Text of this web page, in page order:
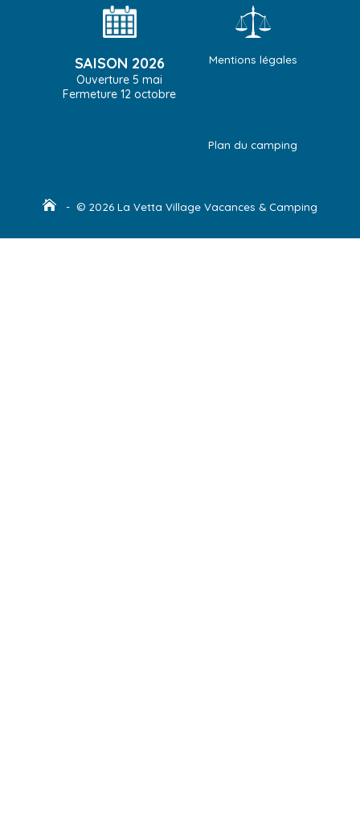
SAISON 2026
Ouverture 5 mai
Fermeture 12 octobre
Mentions légales
Plan du camping
- © 2026 La Vetta Village Vacances & Camping